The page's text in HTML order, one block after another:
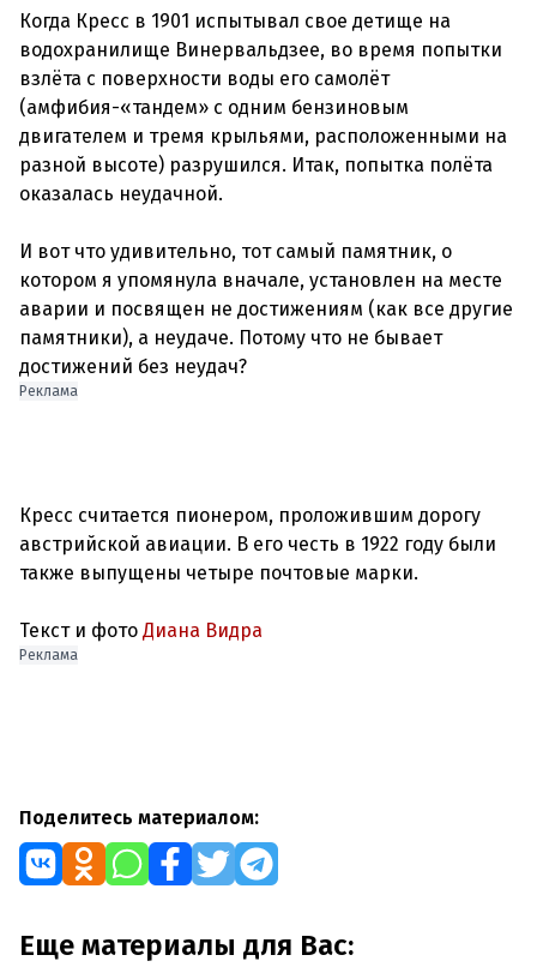
Когда Кресс в 1901 испытывал свое детище на
водохранилище Винервальдзее, во время попытки
взлёта с поверхности воды его самолёт
(амфибия-«тандем» с одним бензиновым
двигателем и тремя крыльями, расположенными на
разной высоте) разрушился. Итак, попытка полёта
оказалась неудачной.
И вот что удивительно, тот самый памятник, о
котором я упомянула вначале, установлен на месте
аварии и посвящен не достижениям (как все другие
памятники), а неудаче. Потому что не бывает
Реклама
Кресс считается пионером, проложившим дорогу
австрийской авиации. В его честь в 1922 году были
также выпущены четыре почтовые марки.
Текст и фото Диана Видра
Реклама
Поделитесь материалом:
Еще материалы для Вас: